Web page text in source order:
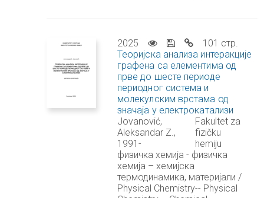
2025
101 стр.
Теоријска анализа интеракције
графена са елементима од
прве до шесте периоде
периодног система и
молекулским врстама од
значаја у електрокатализи
Jovanović,
Aleksandar Z.,
1991-
Fakultet za
fizičku
hemiju
физичка хемија - физичка
хемија – хемијска
термодинамика, материјали /
Physical Chemistry-- Physical